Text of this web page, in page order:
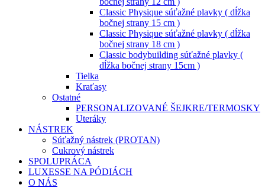
Classic Physique súťažné plavky ( dĺžka
bočnej strany 15 cm )
Classic Physique súťažné plavky ( dĺžka
bočnej strany 18 cm )
Classic bodybuilding súťažné plavky (
dĺžka bočnej strany 15cm )
Tielka
Kraťasy
Ostatné
PERSONALIZOVANÉ ŠEJKRE/TERMOSKY
Uteráky
NÁSTREK
Súťažný nástrek (PROTAN)
Cukrový nástrek
SPOLUPRÁCA
LUXESSE NA PÓDIÁCH
O NÁS